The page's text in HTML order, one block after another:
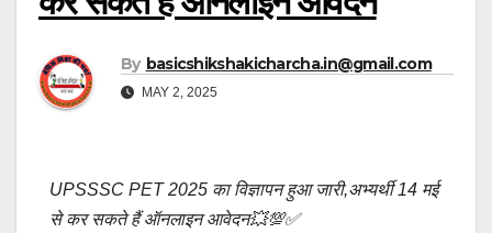
By basicshikshakicharcha.in@gmail.com
MAY 2, 2025
UPSSSC PET 2025 का विज्ञापन हुआ जारी,अभ्यर्थी 14 मई
से कर सकते हैं ऑनलाइन आवेदन💥💯✅